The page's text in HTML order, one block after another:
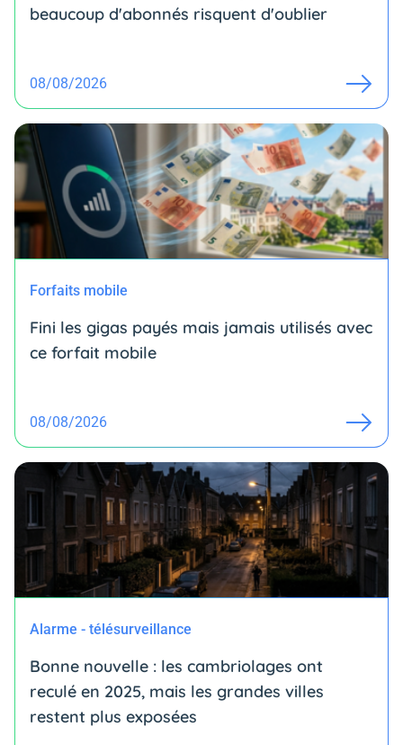
beaucoup d'abonnés risquent d'oublier
08/08/2026
Forfaits mobile
Fini les gigas payés mais jamais utilisés avec
ce forfait mobile
08/08/2026
Alarme - télésurveillance
Bonne nouvelle : les cambriolages ont
reculé en 2025, mais les grandes villes
restent plus exposées